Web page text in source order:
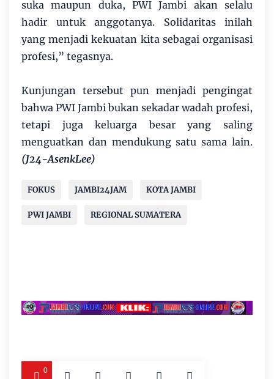
suka maupun duka, PWI Jambi akan selalu
hadir untuk anggotanya. Solidaritas inilah
yang menjadi kekuatan kita sebagai organisasi
profesi,” tegasnya.
Kunjungan tersebut pun menjadi pengingat
bahwa PWI Jambi bukan sekadar wadah profesi,
tetapi juga keluarga besar yang saling
menguatkan dan mendukung satu sama lain.
(J24-AsenkLee)
FOKUS JAMBI24JAM KOTA JAMBI
PWI JAMBI REGIONAL SUMATERA
0